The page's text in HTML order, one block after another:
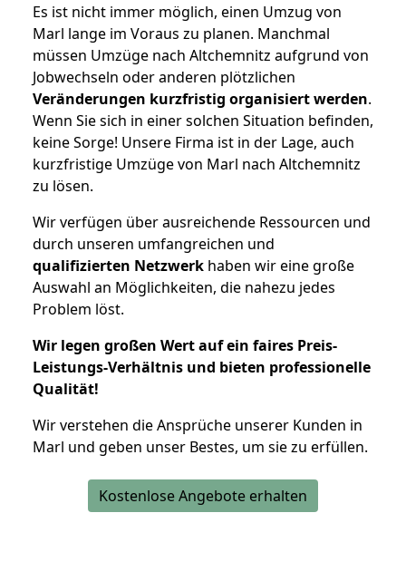
Es ist nicht immer möglich, einen Umzug von
Marl lange im Voraus zu planen. Manchmal
müssen Umzüge nach Altchemnitz aufgrund von
Jobwechseln oder anderen plötzlichen
Veränderungen kurzfristig organisiert werden.
Wenn Sie sich in einer solchen Situation befinden,
keine Sorge! Unsere Firma ist in der Lage, auch
kurzfristige Umzüge von Marl nach Altchemnitz
zu lösen.
Wir verfügen über ausreichende Ressourcen und
durch unseren umfangreichen und
qualifizierten Netzwerk haben wir eine große
Auswahl an Möglichkeiten, die nahezu jedes
Problem löst.
Wir legen großen Wert auf ein faires Preis-
Leistungs-Verhältnis und bieten professionelle
Qualität!
Wir verstehen die Ansprüche unserer Kunden in
Marl und geben unser Bestes, um sie zu erfüllen.
Kostenlose Angebote erhalten